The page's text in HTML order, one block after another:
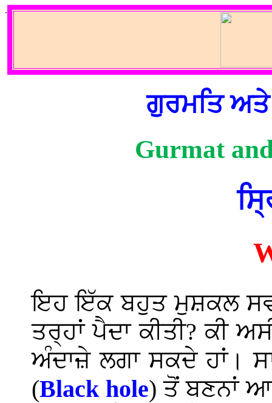
.
ਗੁਰਮਤਿ
Gurmat
ਇਹ ਇੱਕ ਬਹੁਤ ਮੁਸ਼ਕਲ
ਤਰ੍ਹਾਂ ਪੈਦਾ ਕੀਤੀ? ਕੀ
ਅੰਦਾਜ਼ੇ ਲਗਾ ਸਕਦੇ ਹਾਂ।
(Black hole) ਤੋਂ ਬਣਨਾਂ